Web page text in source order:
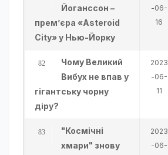
Йоганссон –
прем’єра «Asteroid
City» у Нью-Йорку
-06-
16
Чому Великий
Вибух не впав у
гігантську чорну
діру?
2023
-06-
11
"Космічні
хмари" знову
2023
-06-